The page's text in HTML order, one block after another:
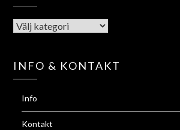
INFO & KONTAKT
Info
Kontakt